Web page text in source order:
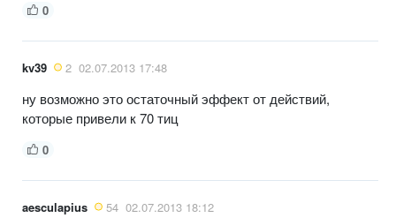
0
kv39 2 02.07.2013 17:48
ну возможно это остаточный эффект от действий,
которые привели к 70 тиц
0
aesculapius 54 02.07.2013 18:12